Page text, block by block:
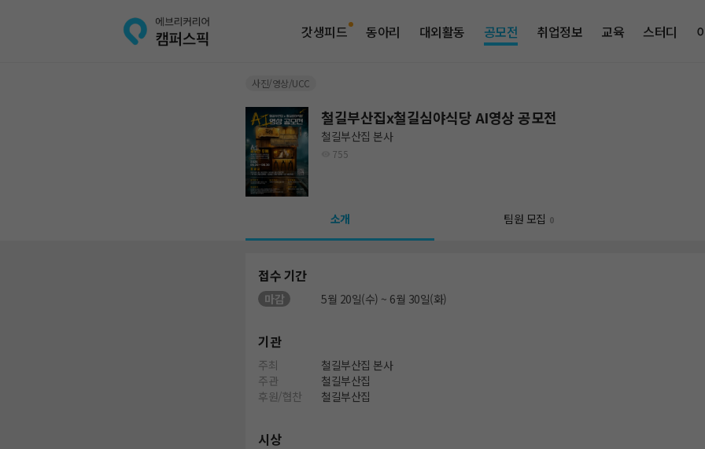
갓생피드 동아리 대외활동 공모전 취업정보 교육 스터디
사진/영상/UCC
철길부산집x철길심야식당 AI영상 공모전
철길부산집 본사
755
소개 팀원 모집 0
접수 기간
마감 5월 20일(수) ~ 6월 30일(화)
기관
주최
철길부산집 본사
주관
철길부산집
후원/협찬
철길부산집
시상